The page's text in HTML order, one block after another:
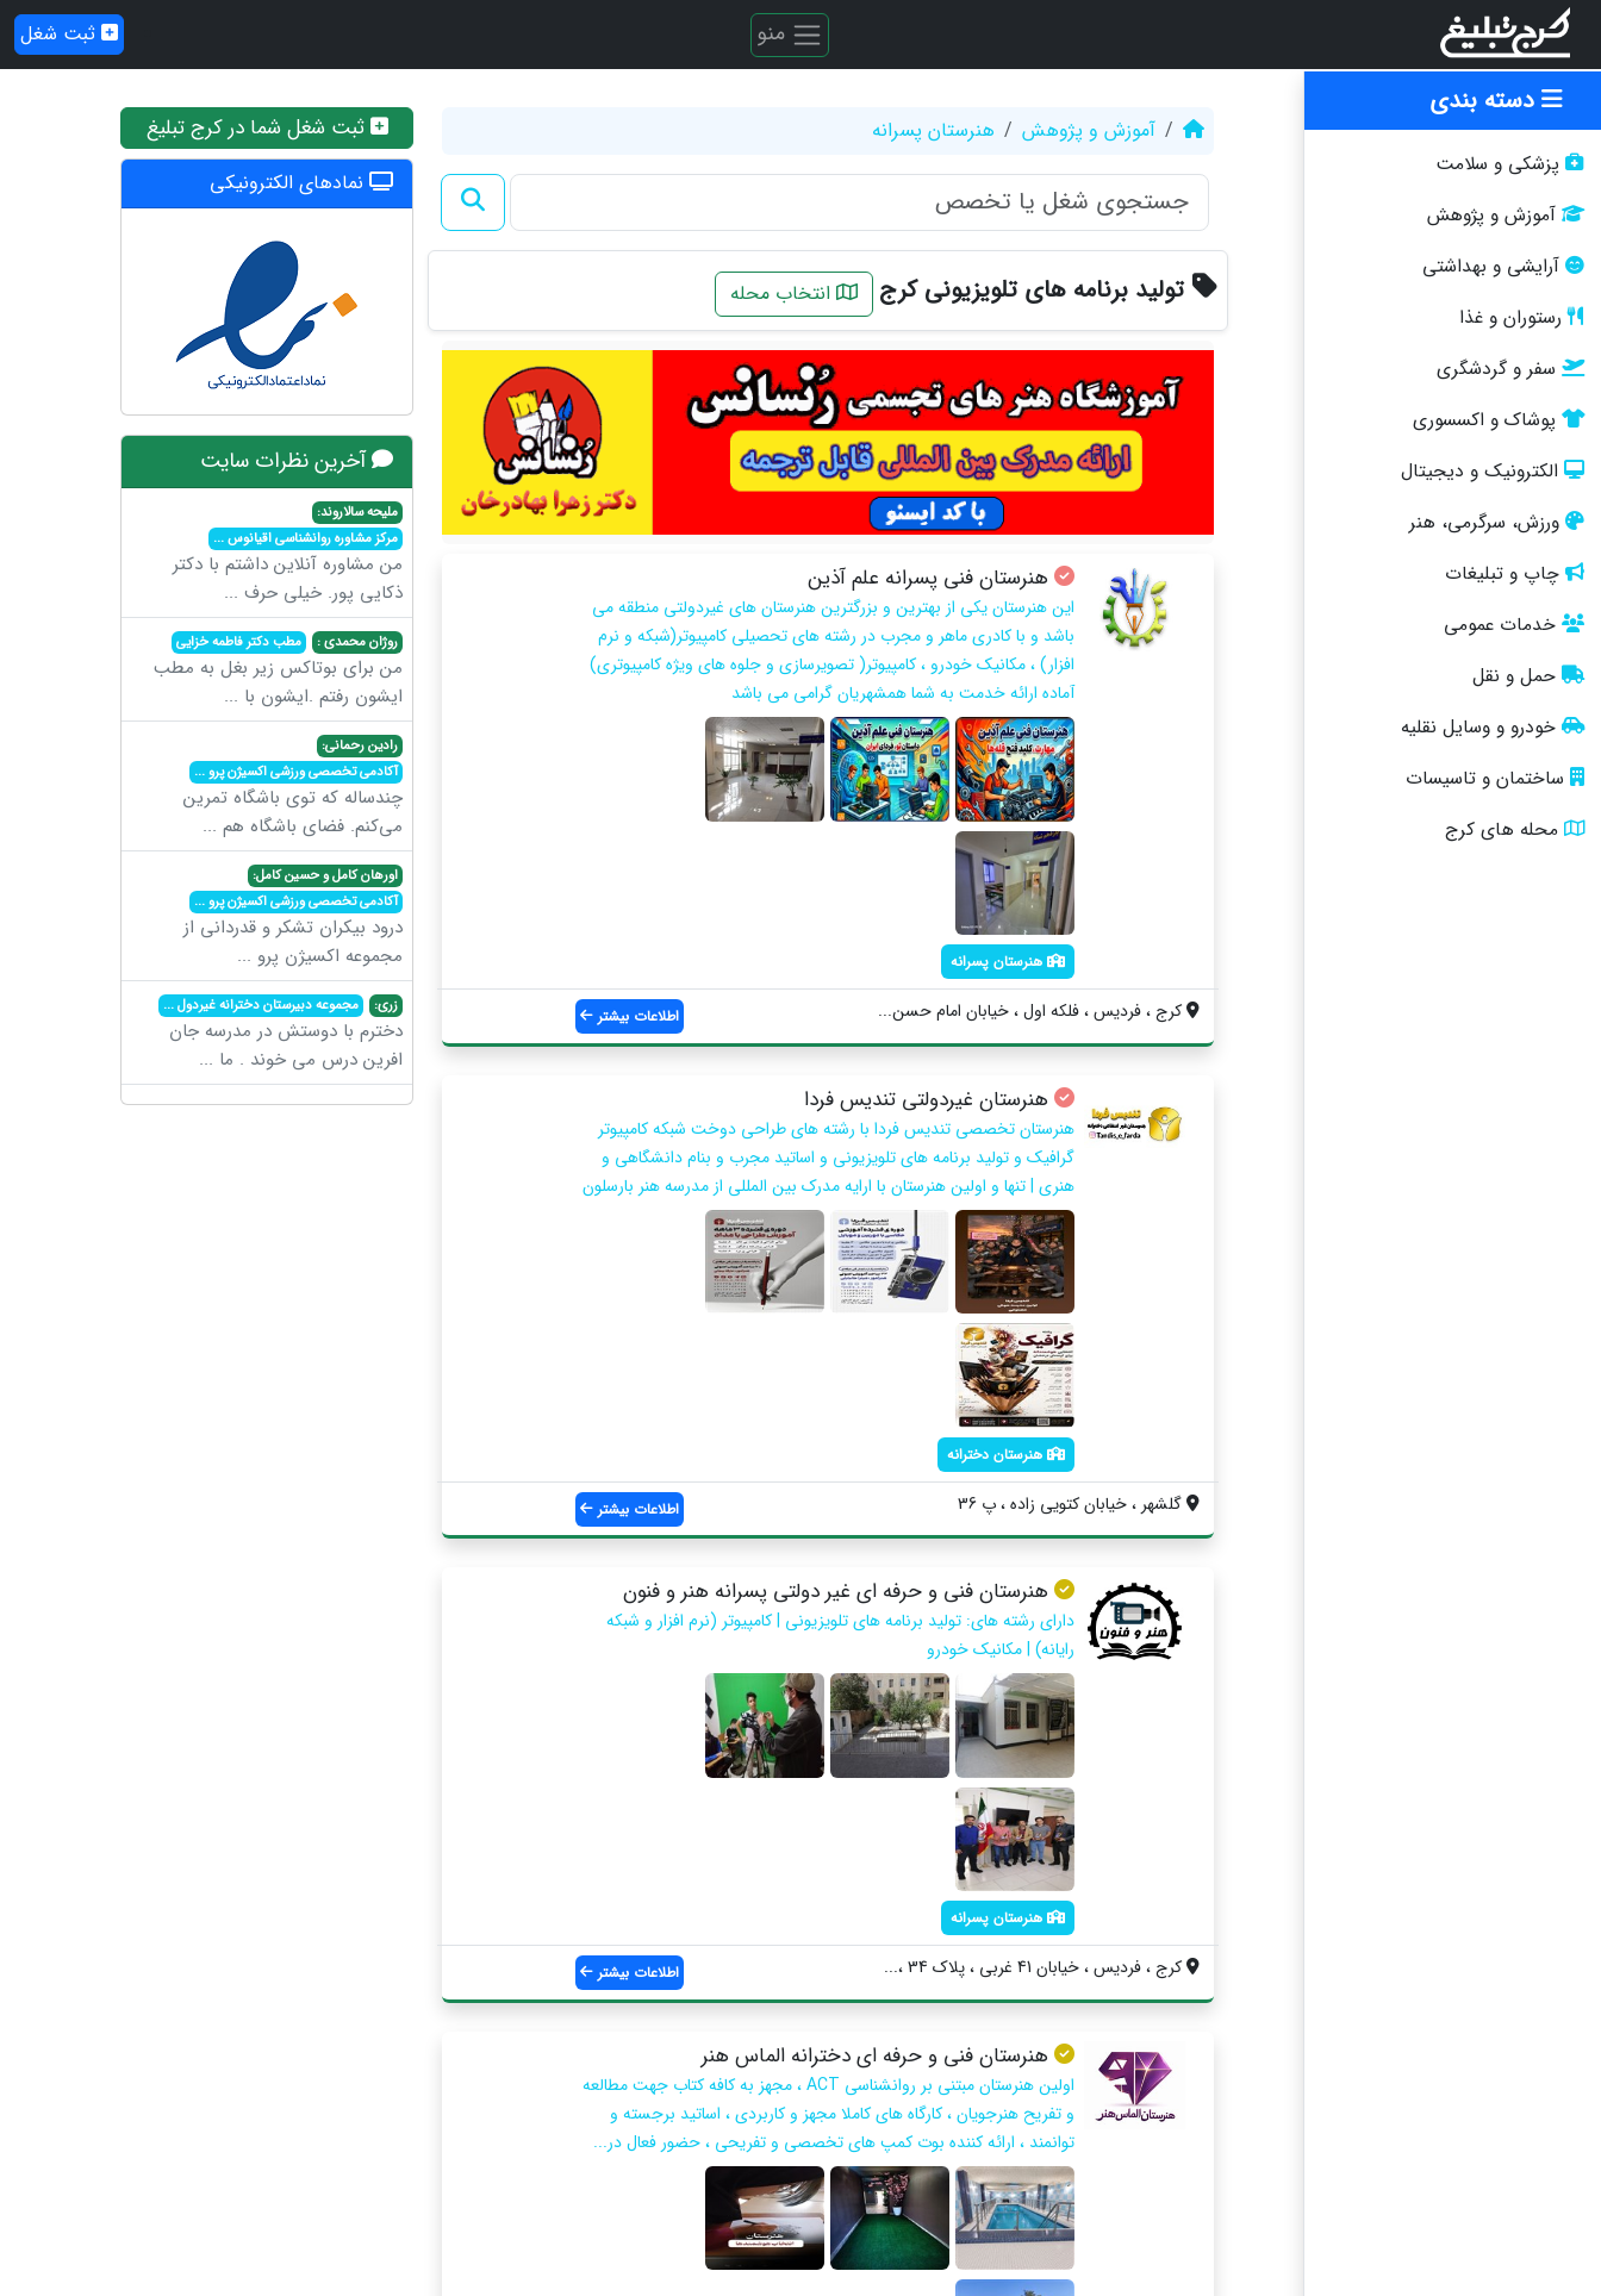
منو ثبت شغل
دسته بندی
پزشکی و سلامت
آموزش و پژوهش
آرایشی و بهداشتی
رستوران و غذا
سفر و گردشگری
پوشاک و اکسسوری
الکترونیک و دیجیتال
ورزش، سرگرمی، هنر
چاپ و تبلیغات
خدمات عمومی
حمل و نقل
خودرو و وسایل نقلیه
ساختمان و تاسیسات
محله های کرج
آموزش و پژوهش هنرستان پسرانه
تولید برنامه های تلویزیونی کرج انتخاب محله
هنرستان فنی پسرانه علم آذین
این هنرستان یکی از بهترین و بزرگترین هنرستان های غیردولتی منطقه می
باشد و با کادری ماهر و مجرب در رشته های تحصیلی كامپيوتر(شبكه و نرم
افزار) ، مكانيك خودرو ، كامپيوتر( تصويرسازي و جلوه هاي ويژه كامپيوتري)
آماده ارائه خدمت به شما همشهریان گرامی می باشد
هنرستان پسرانه
کرج ، فردیس ، فلکه اول ، خیابان امام حسن... اطلاعات بیشتر
هنرستان غیردولتی تندیس فردا
هنرستان تخصصی تندیس فردا با رشته های طراحی دوخت شبکه کامپیوتر
گرافیک و تولید برنامه های تلویزیونی و اساتید مجرب و بنام دانشگاهی و
هنری | تنها و اولین هنرستان با ارایه مدرک بین المللی از مدرسه هنر بارسلون
هنرستان دخترانه
گلشهر ، خیابان کتویی زاده ، پ 36 اطلاعات بیشتر
هنرستان فنی و حرفه ای غیر دولتی پسرانه هنر و فنون
دارای رشته های: تولید برنامه های تلویزیونی | کامپیوتر (نرم افزار و شبکه
رایانه) | مکانیک خودرو
هنرستان پسرانه
کرج ، فردیس ، خیابان 41 غربی ، پلاک 34 ،... اطلاعات بیشتر
هنرستان فنی و حرفه ای دخترانه الماس هنر
اولین هنرستان مبتنی بر روانشناسی ACT ، مجهز به کافه کتاب جهت مطالعه
و تفریح هنرجویان ، کارگاه های کاملا مجهز و کاربردی ، اساتید برجسته و
توانمند ، ارائه کننده بوت کمپ های تخصصی و تفریحی ، حضور فعال در...
ثبت شغل شما در کرج تبلیغ
نمادهای الکترونیکی
آخرین نظرات سایت
ملیحه سالاروند:
مرکز مشاوره روانشناسی اقیانوس...
من مشاوره آنلاین داشتم با دکتر
ذکایی پور. خیلی حرف ...
روژان محمدی : مطب دکتر فاطمه خزایی
من برای بوتاکس زیر بغل به مطب
ایشون رفتم .ایشون با ...
رادین رحمانی:
آکادمی تخصصی ورزشی اکسیژن پرو...
چندساله که توی باشگاه تمرین
می‌کنم. فضای باشگاه هم ...
اورهان کامل و حسین کامل:
آکادمی تخصصی ورزشی اکسیژن پرو...
درود بیکران تشکر و قدردانی از
مجموعه اکسیژن پرو ...
زری: مجموعه دبیرستان دخترانه غیردول...
دخترم با دوستش در مدرسه جان
افرین درس می خوند . ما ...